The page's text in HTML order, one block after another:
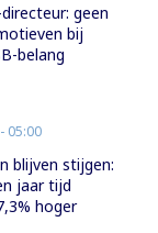
geen
bij
belang
05:00
blijven stijgen:
jaar tijd
hoger